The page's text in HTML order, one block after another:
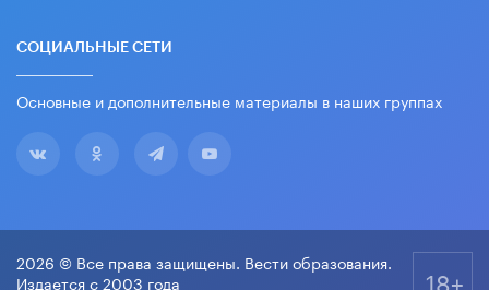
СОЦИАЛЬНЫЕ СЕТИ
Основные и дополнительные материалы в наших группах
2026 © Все права защищены. Вести образования.
Издается с 2003 года
18+